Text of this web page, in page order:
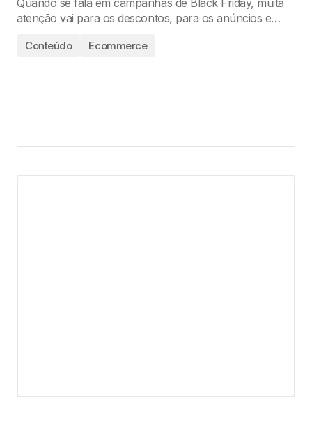
Quando se fala em campanhas de Black Friday, muita
atenção vai para os descontos, para os anúncios e…
Conteúdo Ecommerce